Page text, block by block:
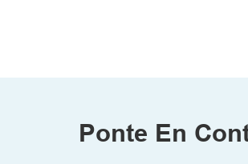
Ponte En